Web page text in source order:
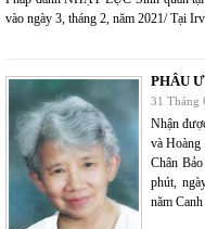
vào ngày 3, tháng 2, năm 2021/ Tại
PHÂU
31 Tháng
Nhận
và
Chân
phút,
năm